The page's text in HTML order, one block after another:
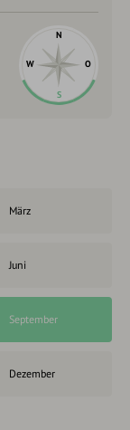
N
O
S
W
März
Juni
September
Dezember